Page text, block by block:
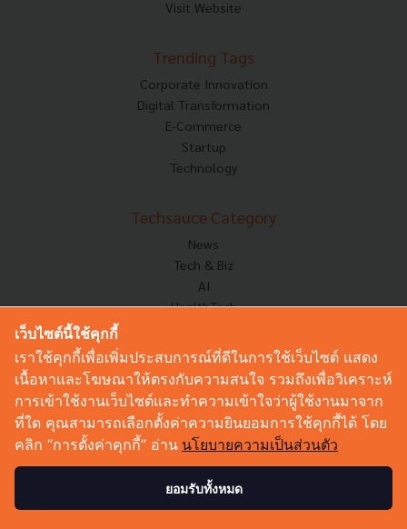
Visit Website
Trending Tags
Corporate Innovation
Digital Transformation
E-Commerce
Startup
Technology
Techsauce Category
News
Tech & Biz
AI
HealthTech
Corp Innov
Saucy Thoughts
Based On
Sustainable
Videos
Podcast
เว็บไซต์นี้ใช้คุกกี้
เราใช้คุกกี้เพื่อเพิ่มประสบการณ์ที่ดีในการใช้เว็บไซต์ แสดง
เนื้อหาและโฆษณาให้ตรงกับความสนใจ รวมถึงเพื่อวิเคราะห์
การเข้าใช้งานเว็บไซต์และทำความเข้าใจว่าผู้ใช้งานมาจาก
ที่ใด คุณสามารถเลือกตั้งค่าความยินยอมการใช้คุกกี้ได้ โดย
คลิก “การตั้งค่าคุกกี้” อ่าน นโยบายความเป็นส่วนตัว
ยอมรับทั้งหมด